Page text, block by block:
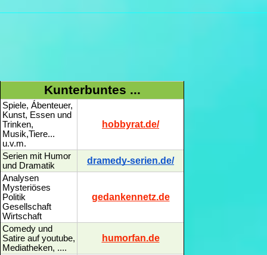
Kunterbuntes ...
Spiele, Ábenteuer,
Kunst, Essen und
Trinken,
Musik,Tiere...
u.v.m.
hobbyrat.de/
Serien mit Humor
und Dramatik
dramedy-serien.de/
Analysen
Mysteriöses
Politik
Gesellschaft
Wirtschaft
gedankennetz.de
Comedy und
Satire auf youtube,
Mediatheken, ....
humorfan.de